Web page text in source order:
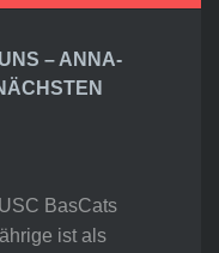
– ANNA-
BasCats
ist als